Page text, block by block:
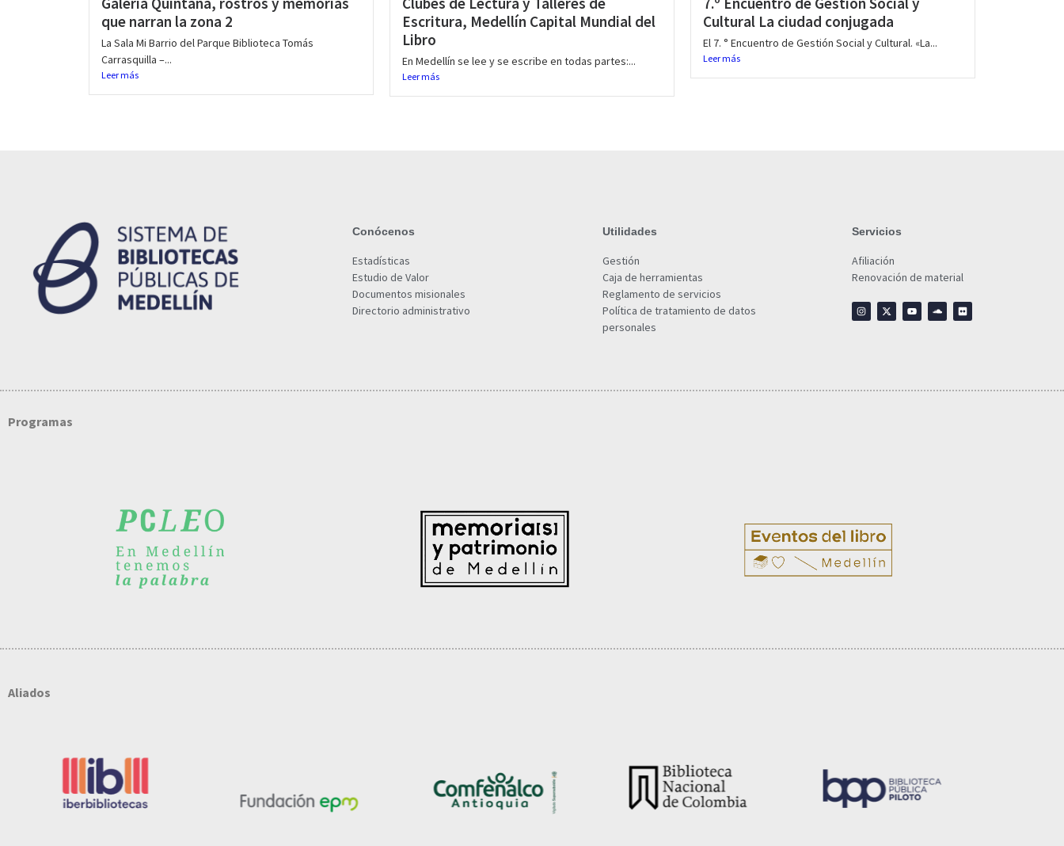
que narran la zona 2
La Sala Mi Barrio del Parque Biblioteca Tomás
Carrasquilla –...
Leer más
Escritura, Medellín Capital Mundial del
Libro
En Medellín se lee y se escribe en todas partes:...
Leer más
Cultural La ciudad conjugada
El 7. ° Encuentro de Gestión Social y Cultural. «La...
Leer más
Conócenos
Estadísticas
Estudio de Valor
Documentos misionales
Directorio administrativo
Utilidades
Gestión
Caja de herramientas
Reglamento de servicios
Política de tratamiento de datos
personales
Servicios
Afiliación
Renovación de material
Programas
Aliados